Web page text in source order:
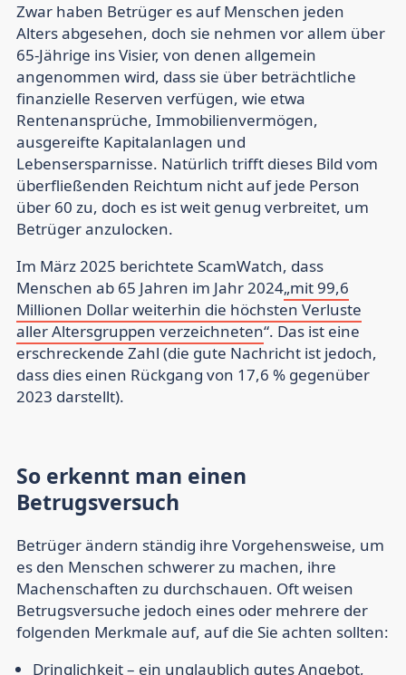
Zwar haben Betrüger es auf Menschen jeden
Alters abgesehen, doch sie nehmen vor allem über
65-Jährige ins Visier, von denen allgemein
angenommen wird, dass sie über beträchtliche
finanzielle Reserven verfügen, wie etwa
Rentenansprüche, Immobilienvermögen,
ausgereifte Kapitalanlagen und
Lebensersparnisse. Natürlich trifft dieses Bild vom
überfließenden Reichtum nicht auf jede Person
über 60 zu, doch es ist weit genug verbreitet, um
Betrüger anzulocken.
Im März 2025 berichtete ScamWatch, dass
Menschen ab 65 Jahren im Jahr 2024„mit 99,6
Millionen Dollar weiterhin die höchsten Verluste
aller Altersgruppen verzeichneten“. Das ist eine
erschreckende Zahl (die gute Nachricht ist jedoch,
dass dies einen Rückgang von 17,6 % gegenüber
2023 darstellt).
So erkennt man einen
Betrugsversuch
Betrüger ändern ständig ihre Vorgehensweise, um
es den Menschen schwerer zu machen, ihre
Machenschaften zu durchschauen. Oft weisen
Betrugsversuche jedoch eines oder mehrere der
folgenden Merkmale auf, auf die Sie achten sollten:
Dringlichkeit– ein unglaublich gutes Angebot,